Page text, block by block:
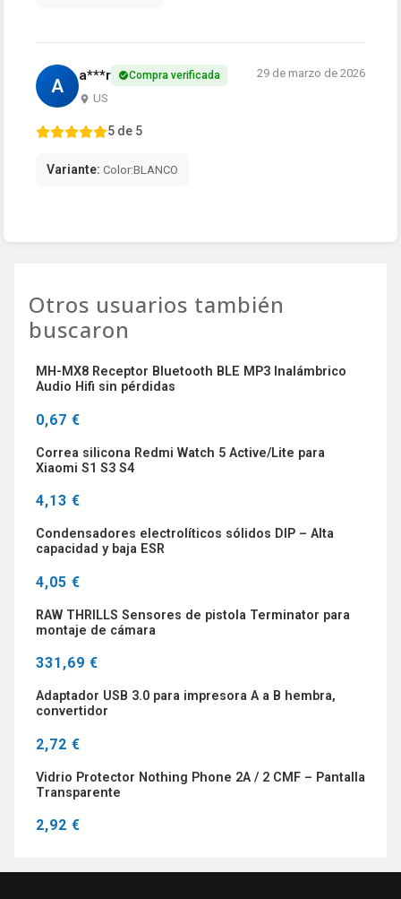
A a***r Compra verificada
US
29 de marzo de 2026
5 de 5
Variante: Color:BLANCO
Otros usuarios también
buscaron
MH-MX8 Receptor Bluetooth BLE MP3 Inalámbrico
Audio Hifi sin pérdidas
0,67 €
Correa silicona Redmi Watch 5 Active/Lite para
Xiaomi S1 S3 S4
4,13 €
Condensadores electrolíticos sólidos DIP – Alta
capacidad y baja ESR
4,05 €
RAW THRILLS Sensores de pistola Terminator para
montaje de cámara
331,69 €
Adaptador USB 3.0 para impresora A a B hembra,
convertidor
2,72 €
Vidrio Protector Nothing Phone 2A / 2 CMF – Pantalla
Transparente
2,92 €